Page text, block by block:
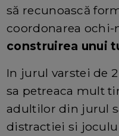
să recunoască
coordonarea ochi-
construirea unui
In jurul varstei de
sa petreaca mult
adultilor din jurul
distractiei si